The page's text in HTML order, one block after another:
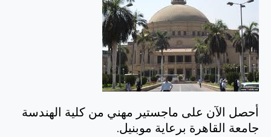
أحصل الآن على ماجستير مهني من كلية الهندسة
جامعة القاهرة برعاية موبنيل.
على
ماجستير
مهني
من
كلية
الهندسة
جامعة
برعاية
موبنيل.